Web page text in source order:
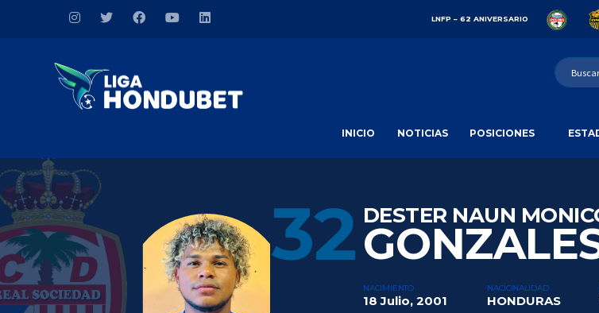
LNFP – 62 ANIVERSARIO
INICIO NOTICIAS POSICIONES
32 DESTER NAUN
NACIMIENTO
18 Julio, 2001
NACIONALIDAD
HONDURAS